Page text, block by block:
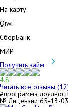
На карту
Qiwi
СберБанк
МИР
Получить займ
4.8
Читать все отзывы (12
#программа
№ Лицензии 65-13-